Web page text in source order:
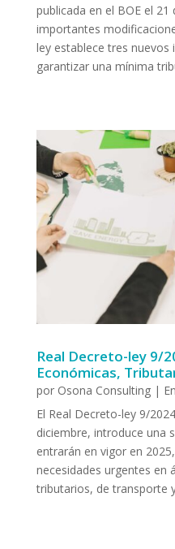
publicada en el BOE el
importantes
ley establece tres
garantizar una mínima
Real Decreto-ley 9/
Económicas,
por Osona Consulting|
El Real Decreto-ley 9/
diciembre, introduce una
entrarán en vigor en
necesidades urgentes en
tributarios, de transporte